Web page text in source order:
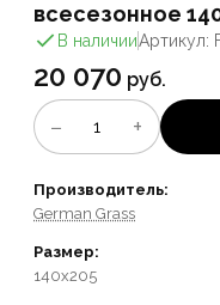
всесезонное
В наличииАртикул:
20 070 руб.
− 1 +
Производитель:
German Grass
Размер:
140x205